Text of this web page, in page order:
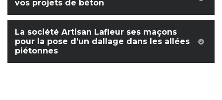
vos projets de béton
La société Artisan Lafleur ses maçons
pour la pose d’un dallage dans les allées
piétonnes